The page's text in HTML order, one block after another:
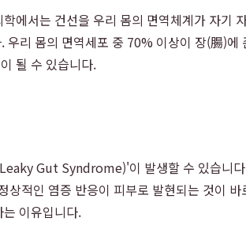
에서는 건선을 우리 몸의 면역체계가 자기
리 몸의 면역세포 중 70% 이상이 장(腸)
될 수 있습니다.
Gut Syndrome)'이 발생할 수 있습니
적인 염증 반응이 피부로 발현되는 것이
이유입니다.